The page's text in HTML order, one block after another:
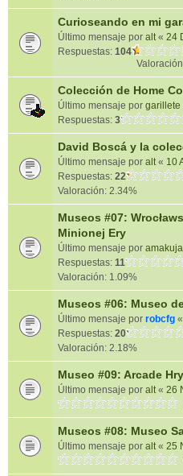
Curioseando en mi
Último mensaje por alt« 24
Respuestas: 104
Colección de Home
Último mensaje por garillete
Respuestas: 3
David Boscá y la
Último mensaje por alt« 10
Respuestas: 22
Valoración: 2.34%
Museos #07:
Minionej Ery
Último mensaje por amakuja
Respuestas: 11
Valoración: 1.09%
Museos #06: Museo
Último mensaje por robcfg «
Respuestas: 20
Valoración: 2.18%
Museo #09: Arcade Hry
Último mensaje por alt« 26
Museos #08: Museo
Último mensaje por alt« 25